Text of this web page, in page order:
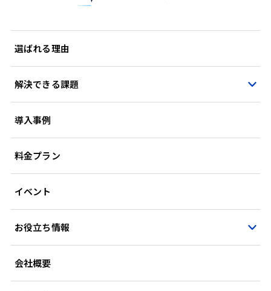
選ばれる理由
解決できる課題
導入事例
料金プラン
イベント
お役立ち情報
会社概要